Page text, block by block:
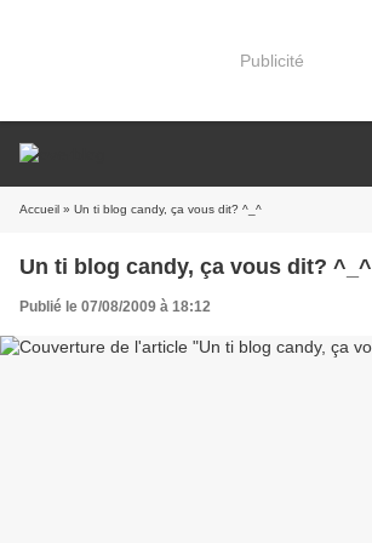
Publicité
Accueil » Un ti blog candy, ça vous dit? ^_^
Un ti blog candy, ça vous dit? ^_^
Publié le 07/08/2009 à 18:12